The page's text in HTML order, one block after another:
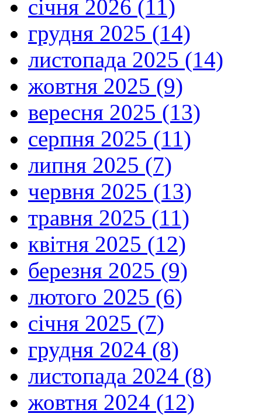
січня 2026 (11)
грудня 2025 (14)
листопада 2025 (14)
жовтня 2025 (9)
вересня 2025 (13)
серпня 2025 (11)
липня 2025 (7)
червня 2025 (13)
травня 2025 (11)
квітня 2025 (12)
березня 2025 (9)
лютого 2025 (6)
січня 2025 (7)
грудня 2024 (8)
листопада 2024 (8)
жовтня 2024 (12)